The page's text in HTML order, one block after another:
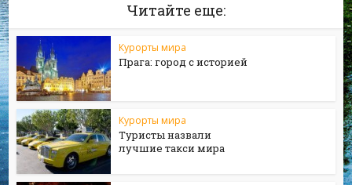
Читайте еще:
Курорты мира
Прага: город с историей
Курорты мира
Туристы назвали
лучшие такси мира